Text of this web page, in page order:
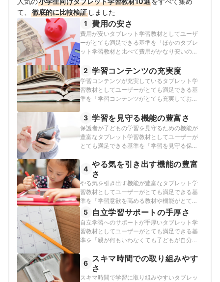
て、
徹底的に比較検証 しました
1 費用の安さ
費用が安いタブレット学習教材としてユーザ
ーがとても満足できる基準を「ほかのタブレ
ット学習教材と比べて費用がかなり安いので
方法で各サービスの検証を行いました。
2 学習コンテンツの充実度
学習コンテンツが充実しているタブレット学
習教材としてユーザーがとても満足できる基
準を「学習コンテンツがとても充実しており
ス」とし、以下の方法で各サービスの検証を
行いました。
3 学習を見守る機能の豊富さ
保護者が子どもの学習を見守るための機能が
豊富なタブレット学習教材としてユーザーが
とても満足できる基準を「学習を見守る保護
強の面倒を見る手間がかからないサービス」
とし、以下の方法で各サービスの検証を行い
ました。
4 やる気を引き出す機能の豊富
さ
やる気を引き出す機能が豊富なタブレット学
習教材としてユーザーがとても満足できる基
準を「学習意欲を高める教材や機能がとても
豊富で、子どもが楽しく勉強に取り組めるサ
ービス」とし、以下の方法で各サービスの検
証を行いました。
5 自立学習サポートの手厚さ
自立学習へのサポートが手厚いタブレット学
習教材としてユーザーがとても満足できる基
準を「親が何もいわなくても子どもが自分か
ビス」とし、以下の方法で各サービスの検証
を行いました。
6 スキマ時間での取り組みやす
さ
スキマ時間で学習に取り組みやすいタブレッ